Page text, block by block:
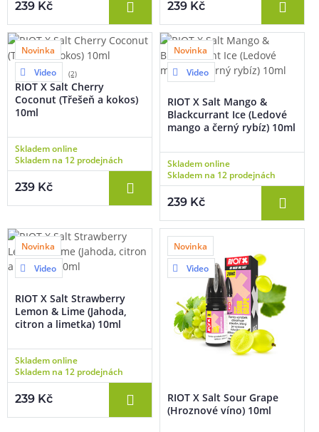
239 Kč 239 Kč
Novinka
Video
(2)
RIOT X Salt Cherry
Coconut (Třešeň a kokos)
10ml
Skladem online
Skladem na 12 prodejnách
239 Kč
Novinka
Video
RIOT X Salt Mango &
Blackcurrant Ice (Ledové
mango a černý rybíz) 10ml
Skladem online
Skladem na 12 prodejnách
239 Kč
Novinka
Video
RIOT X Salt Strawberry
Lemon & Lime (Jahoda,
citron a limetka) 10ml
Skladem online
Skladem na 12 prodejnách
239 Kč
Novinka
Video
RIOT X Salt Sour Grape
(Hroznové víno) 10ml